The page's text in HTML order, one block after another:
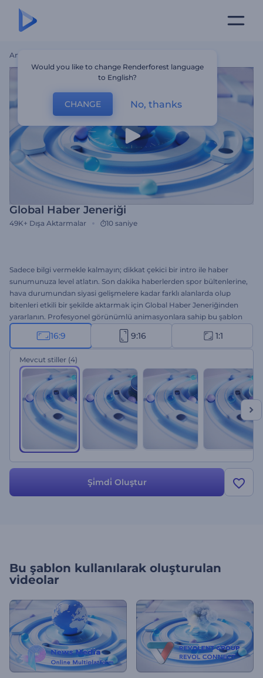
Ana Sayfa
Global Haber Jeneriği
49K+ Dışa Aktarmalar 10 saniye
Sadece bilgi vermekle kalmayın; dikkat çekici bir intro ile haber
sunumunuza level atlatın. Son dakika haberlerden spor bültenlerine,
hava durumundan siyasi gelişmelere kadar farklı alanlarda olup
bitenleri etkili bir şekilde aktarmak için Global Haber Jeneriğinden
yararlanın. Profesyonel görünümlü animasyonlara sahip bu şablon
ile haber içeriklerinizi öne çıkarın ve uluslararası düzeyde etki
oluşturun. Haber türüne uygun versiyonu seçin, logonuzu yükleyin,
yazıları girin ve herkesin kulak vereceği benzersiz bir haber jeneriği
için birkaç dakika bekleyin. Hemen oluşturun!
16:9 9:16 1:1
Mevcut stiller (4)
Şi̇mdi̇ Oluştur
Bu şablon kullanılarak oluşturulan
videolar
Would you like to change Renderforest language
to English?
CHANGE No, thanks